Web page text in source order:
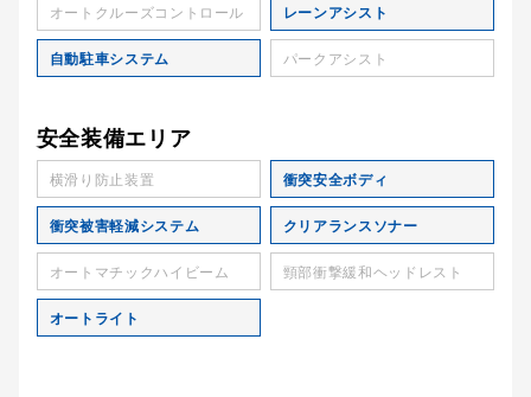
オートクルーズコントロール レーンアシスト
自動駐車システム パークアシスト
安全装備エリア
横滑り防止装置 衝突安全ボディ
衝突被害軽減システム クリアランスソナー
オートマチックハイビーム 頸部衝撃緩和ヘッドレスト
オートライト